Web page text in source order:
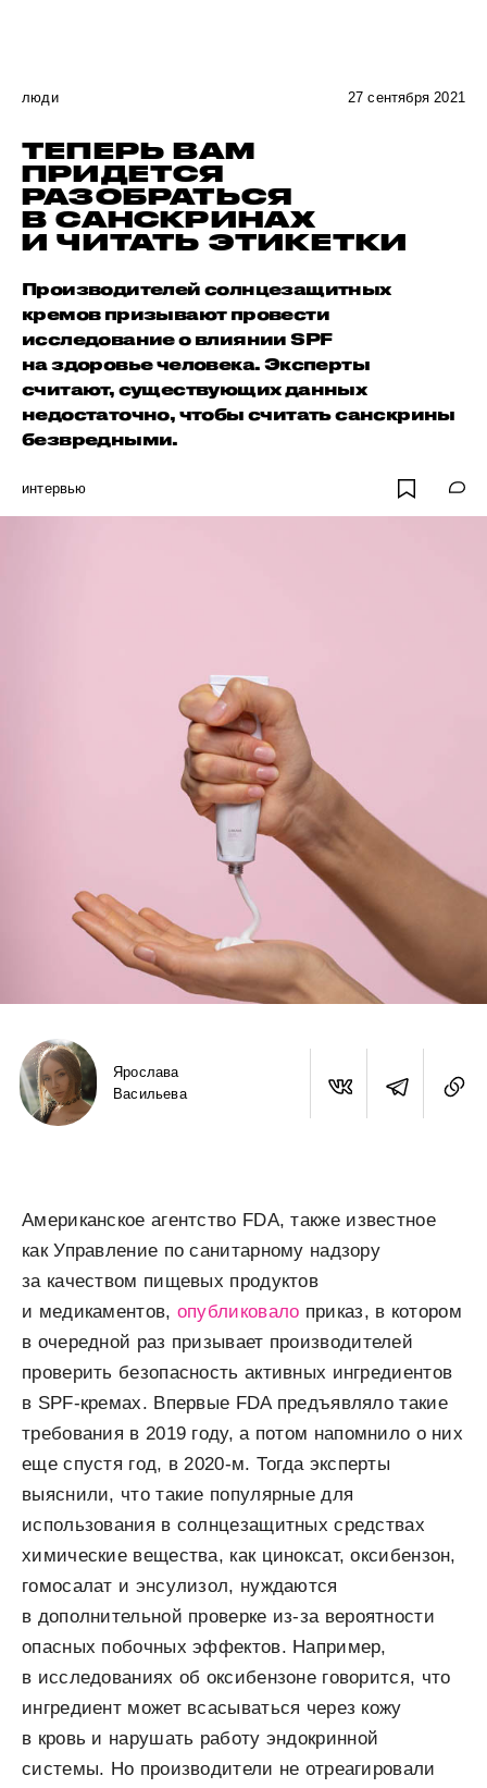
люди 27 сентября 2021
ТЕПЕРЬ ВАМ
ПРИДЕТСЯ
РАЗОБРАТЬСЯ
В САНСКРИНАХ
И ЧИТАТЬ ЭТИКЕТКИ
Производителей солнцезащитных
кремов призывают провести
исследование о влиянии SPF
на здоровье человека. Эксперты
считают, существующих данных
недостаточно, чтобы считать санскрины
безвредными.
интервью
Ярослава
Васильева
Американское агентство FDA, также известное
как Управление по санитарному надзору
за качеством пищевых продуктов
и медикаментов, опубликовало приказ, в котором
в очередной раз призывает производителей
проверить безопасность активных ингредиентов
в SPF-кремах. Впервые FDA предъявляло такие
требования в 2019 году, а потом напомнило о них
еще спустя год, в 2020-м. Тогда эксперты
выяснили, что такие популярные для
использования в солнцезащитных средствах
химические вещества, как циноксат, оксибензон,
гомосалат и энсулизол, нуждаются
в дополнительной проверке из-за вероятности
опасных побочных эффектов. Например,
в исследованиях об оксибензоне говорится, что
ингредиент может всасываться через кожу
в кровь и нарушать работу эндокринной
системы. Но производители не отреагировали